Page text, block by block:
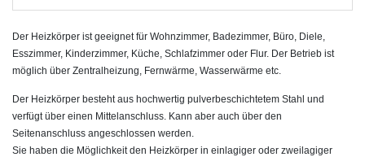
Der Heizkörper ist geeignet für Wohnzimmer, Badezimmer, Büro, Diele,
Esszimmer, Kinderzimmer, Küche, Schlafzimmer oder Flur. Der Betrieb ist
möglich über Zentralheizung, Fernwärme, Wasserwärme etc.
Der Heizkörper besteht aus hochwertig pulverbeschichtetem Stahl und
verfügt über einen Mittelanschluss. Kann aber auch über den
Seitenanschluss angeschlossen werden.
Sie haben die Möglichkeit den Heizkörper in einlagiger oder zweilagiger